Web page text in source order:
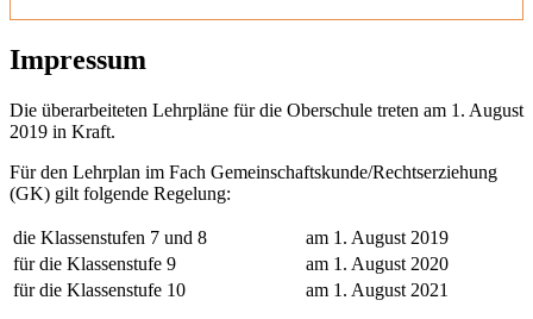
Impressum
Die überarbeiteten Lehrpläne für die Oberschule treten am 1. August
2019 in Kraft.
Für den Lehrplan im Fach Gemeinschaftskunde/Rechtserziehung
(GK) gilt folgende Regelung:
die Klassenstufen 7 und 8
am 1. August 2019
für die Klassenstufe 9
am 1. August 2020
für die Klassenstufe 10
am 1. August 2021